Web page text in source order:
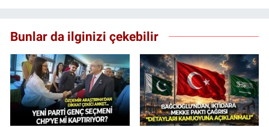
Bunlar da ilginizi çekebilir